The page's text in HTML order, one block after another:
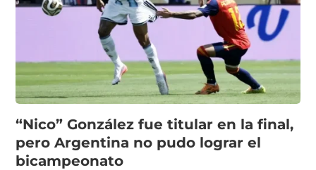
“Nico” González fue titular en la final,
pero Argentina no pudo lograr el
bicampeonato